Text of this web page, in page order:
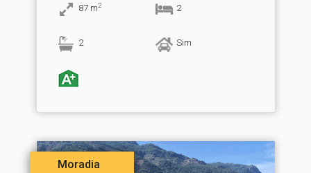
87 m2 2
2 Sim
Moradia